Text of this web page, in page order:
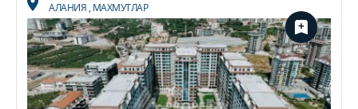
АЛАНИЯ, МАХМУТЛАР